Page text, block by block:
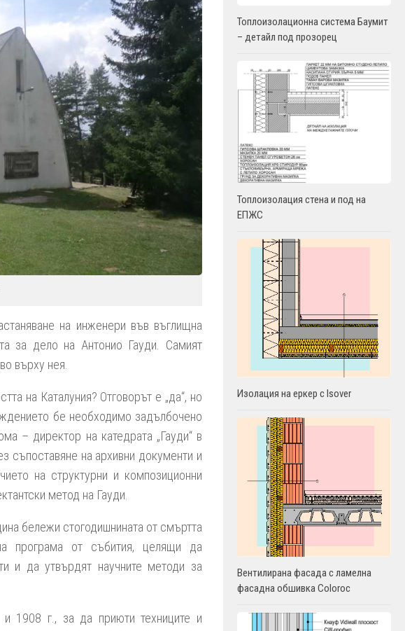
на инженери във въглищна
за дело на Антонио Гауди. Самият
върху нея.
на Каталуния? Отговорът е „да“, но
бе необходимо задълбочено
– директор на катедрата „Гауди“ в
съпоставяне на архивни документи и
на структурни и композиционни
метод на Гауди.
бележи стогодишнината от смъртта
програма от събития, целящи да
и да утвърдят научните методи за
1908 г., за да приюти техниците и
Топлоизолационна система Баумит
– детайл под прозорец
Топлоизолация стена и под на
ЕПЖС
Изолация на еркер с Isover
Вентилирана фасада с ламелна
фасадна обшивка Coloroc